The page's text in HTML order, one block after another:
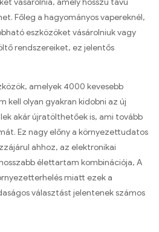
Főleg a hagyományos vapereknél,
eszközöket vásárolniuk vagy
rendszereiket, ez jelentős
amelyek 4000 kevesebb
kell olyan gyakran kidobni az új
akár újratölthetőek is, ami tovább
Ez nagy előny a környezettudatos
ahhoz, az elektronikai
élettartam kombinációja, A
miatt ezek a
választást jelentenek számos